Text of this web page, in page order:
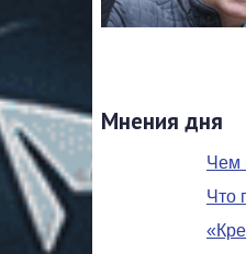
Мнения дня
Чем
Что